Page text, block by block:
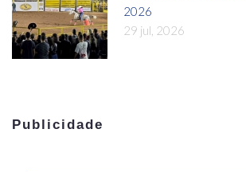
2026
29 jul, 2026
Publicidade